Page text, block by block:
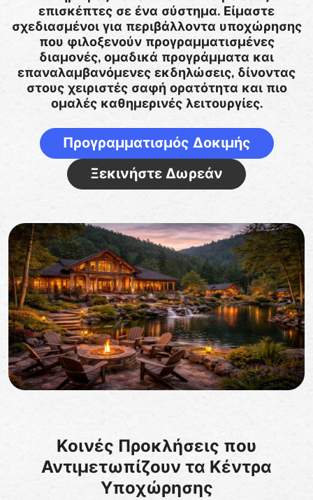
επισκέπτες σε ένα σύστημα. Είμαστε
σχεδιασμένοι για περιβάλλοντα υποχώρησης
που φιλοξενούν προγραμματισμένες
διαμονές, ομαδικά προγράμματα και
επαναλαμβανόμενες εκδηλώσεις, δίνοντας
στους χειριστές σαφή ορατότητα και πιο
ομαλές καθημερινές λειτουργίες.
Προγραμματισμός Δοκιμής
Ξεκινήστε Δωρεάν
Κοινές Προκλήσεις που
Αντιμετωπίζουν τα Κέντρα
Υποχώρησης